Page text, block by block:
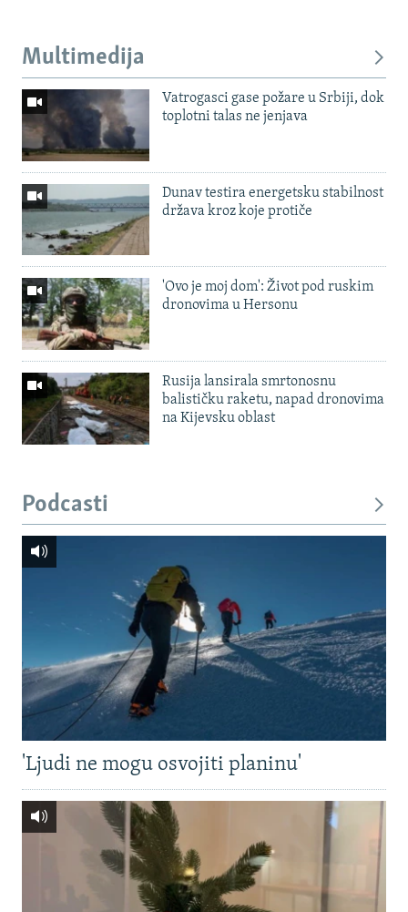
Multimedija
Vatrogasci gase požare u Srbiji, dok
toplotni talas ne jenjava
Dunav testira energetsku stabilnost
država kroz koje protiče
'Ovo je moj dom': Život pod ruskim
dronovima u Hersonu
Rusija lansirala smrtonosnu
balističku raketu, napad dronovima
na Kijevsku oblast
Podcasti
'Ljudi ne mogu osvojiti planinu'